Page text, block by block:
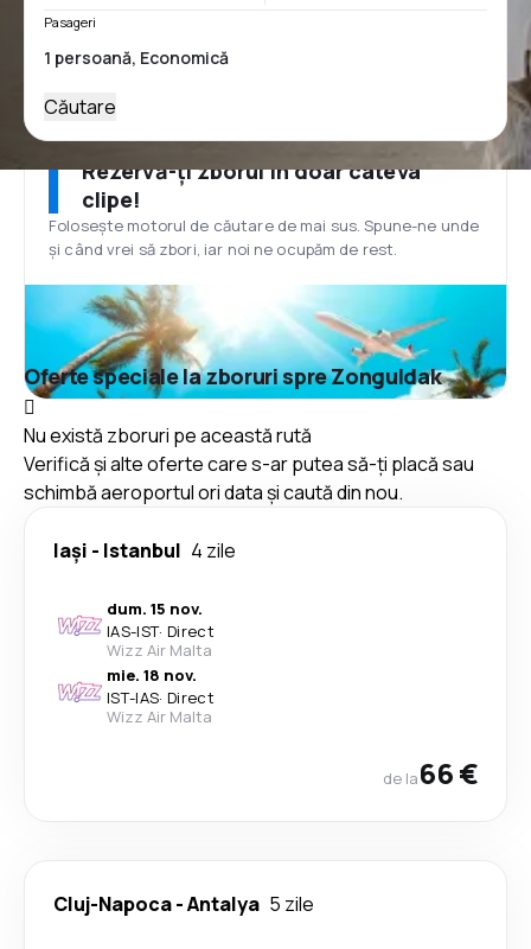
Pasageri
Căutare
Rezervă-ți zborul în doar câteva
clipe!
Folosește motorul de căutare de mai sus. Spune-ne unde
și când vrei să zbori, iar noi ne ocupăm de rest.
Oferte speciale la zboruri spre Zonguldak
Nu există zboruri pe această rută
Verifică și alte oferte care s-ar putea să-ți placă sau
schimbă aeroportul ori data și caută din nou.
Iași - Istanbul 4 zile
dum. 15 nov.
IAS-IST· Direct
Wizz Air Malta
mie. 18 nov.
IST-IAS· Direct
Wizz Air Malta
de la66 €
Cluj-Napoca-Antalya 5 zile